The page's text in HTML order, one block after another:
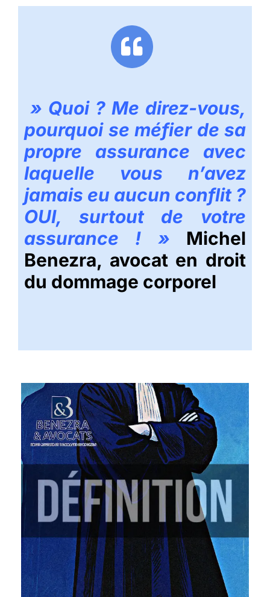
» Quoi ? Me direz-vous,
pourquoi se méfier de sa
propre assurance avec
laquelle vous n’avez
jamais eu aucun conflit ?
OUI, surtout de votre
assurance ! » Michel
Benezra, avocat en droit
du dommage corporel